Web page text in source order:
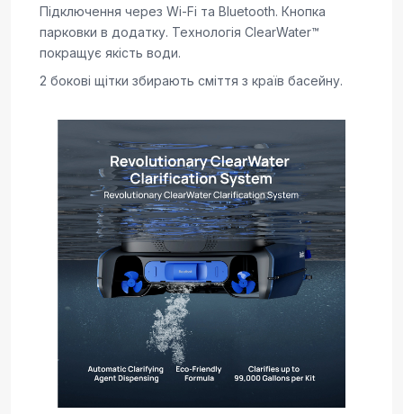
Підключення через Wi-Fi та Bluetooth. Кнопка
парковки в додатку. Технологія ClearWater™
покращує якість води.
2 бокові щітки збирають сміття з країв басейну.